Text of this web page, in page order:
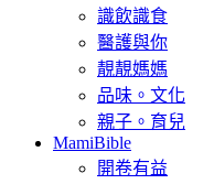
識飲識食
醫護與你
靚靚媽媽
品味。文化
親子。育兒
MamiBible
開卷有益